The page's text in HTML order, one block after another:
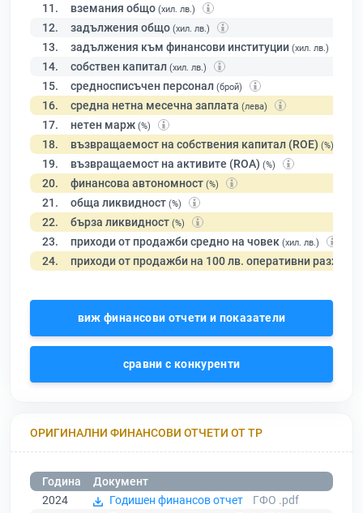
11. вземания общо (хил. лв.)
12. задължения общо (хил. лв.)
13. задължения към финансови институции (хил. лв.)
14. собствен капитал (хил. лв.)
15. средносписъчен персонал (брой)
16. средна нетна месечна заплата (лева)
17. нетен марж (%)
18. възвращаемост на собствения капитал (ROE) (%)
19. възвращаемост на активите (ROA) (%)
20. финансова автономност (%)
21. обща ликвидност (%)
22. бърза ликвидност (%)
23. приходи от продажби средно на човек (хил. лв.)
24. приходи от продажби на 100 лв. оперативни разходи
виж финансови отчети и показатели
сравни с конкуренти
ОРИГИНАЛНИ ФИНАНСОВИ ОТЧЕТИ ОТ ТР
Година
Документ
2024
Годишен финансов отчет
ГФО .pdf